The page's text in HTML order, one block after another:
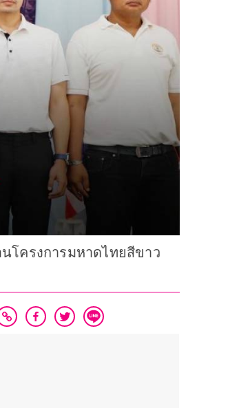
โครงการมหาดไทยสีขาว